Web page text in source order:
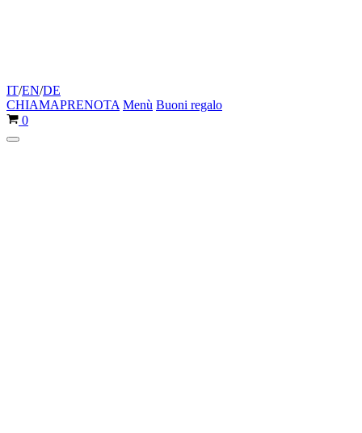
IT/EN/DE
CHIAMAPRENOTA Menù Buoni regalo
Carrello
0
Menu